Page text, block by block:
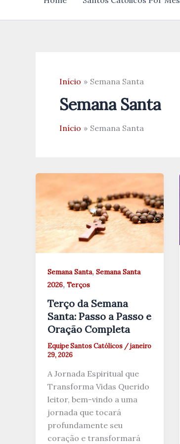
Início Semana Santa
Semana Santa
Início Semana Santa
Semana Santa, Semana Santa
2026, Terços
Terço da Semana
Santa: Passo a Passo e
Oração Completa
Equipe Santos Católicos /janeiro
29, 2026
A Jornada Espiritual que
Transforma Vidas Querido
leitor, bem-vindo a uma
jornada que tocará
profundamente seu
coração e transformará